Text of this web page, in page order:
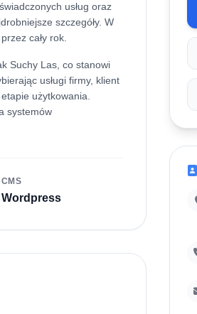
usług oraz
szczegóły. W
cały rok.
Suchy Las, co stanowi
usługi firmy, klient
użytkowania.
systemów
CMS
Wordpress